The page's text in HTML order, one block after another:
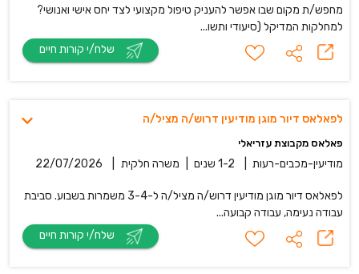
מחפש/ת מקום שבו אפשר להעניק טיפול מקצועי לצד יחס אישי ואנושי?
למחלקות המדיקל (סיעודי ותשו...
לפאלאס דיור מוגן מודיעין דרוש/ה מציל/ה
פאלאס מקבוצת עזריאלי
מודיעין-מכבים-רעות 1-2 שנים משרה חלקית 22/07/2026
לפאלאס דיור מוגן מודיעין דרוש/ה מציל/ה ל-3-4 משמרות בשבוע. סביבת
עבודה נעימה, עבודה קבועה...